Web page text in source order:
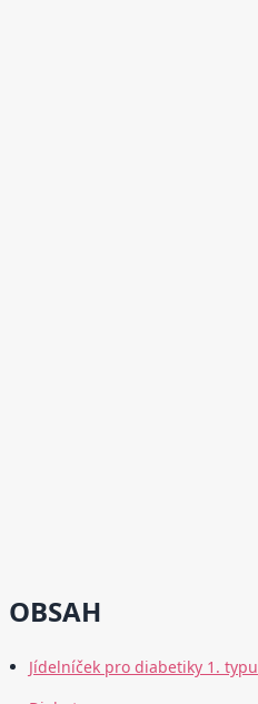
OBSAH
Jídelníček pro diabetiky 1. typu